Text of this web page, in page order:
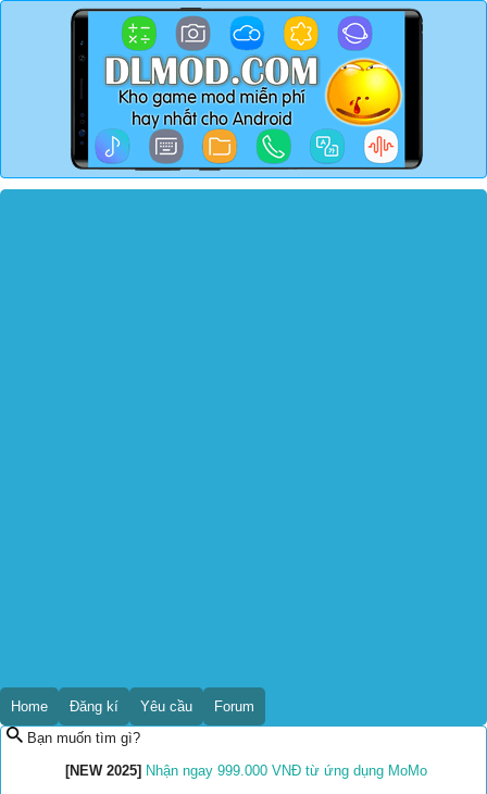
Home Đăng kí Yêu cầu
Forum
Bạn muốn tìm gì?
[NEW 2025] Nhận ngay 999.000 VNĐ từ ứng dụng MoMo